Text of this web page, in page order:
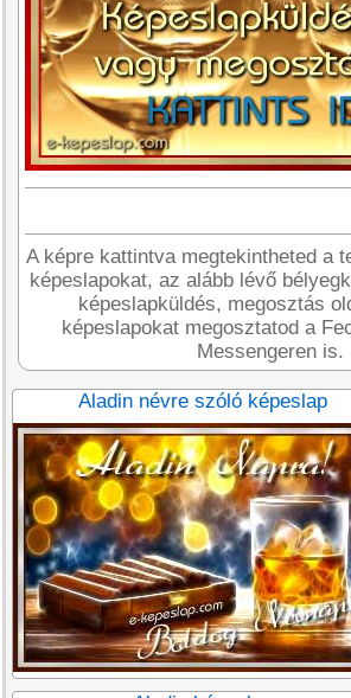
A képre kattintva megtekintheted a
képeslapokat, az alább lévő
képeslapküldés, megosztás
képeslapokat megosztatod a
Messengeren is.
Aladin névre szóló képeslap